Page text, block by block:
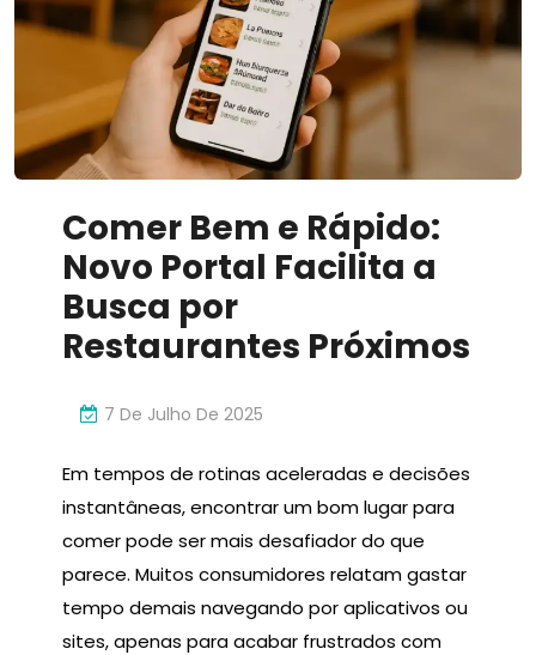
Inovador
Comer Bem e Rápido:
Novo Portal Facilita a
Busca por
Restaurantes Próximos
7 De Julho De 2025
Em tempos de rotinas aceleradas e decisões
instantâneas, encontrar um bom lugar para
comer pode ser mais desafiador do que
parece. Muitos consumidores relatam gastar
tempo demais navegando por aplicativos ou
sites, apenas para acabar frustrados com